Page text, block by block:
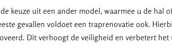
keuze uit een ander model, waarmee u de hal
gevallen voldoet een traprenovatie ook.
Dit verhoogt de veiligheid en verbetert